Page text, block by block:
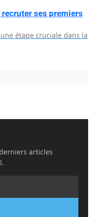
ses premiers
étape cruciale dans la
articles